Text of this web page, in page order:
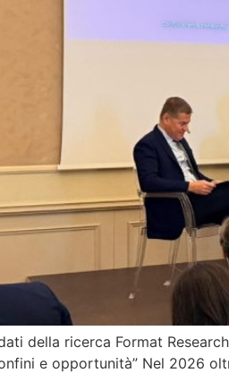
della ricerca Format
e opportunità” Nel 2026